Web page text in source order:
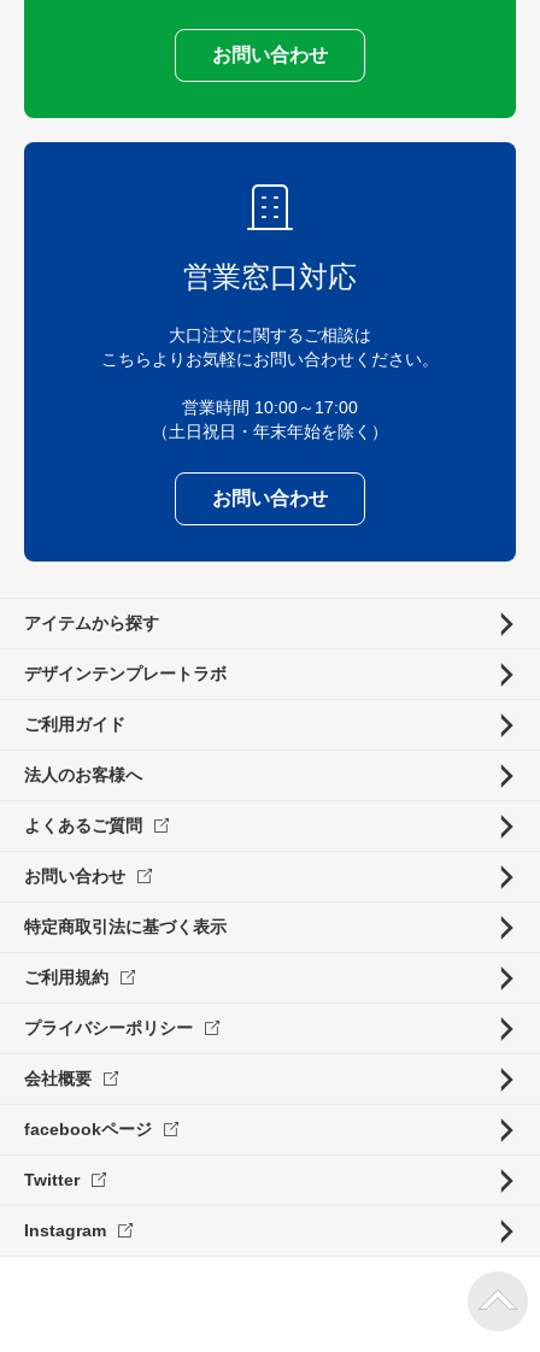
お問い合わせ
営業窓口対応
大口注文に関するご相談は
こちらよりお気軽にお問い合わせください。
営業時間 10:00～17:00
（土日祝日・年末年始を除く）
お問い合わせ
アイテムから探す
デザインテンプレートラボ
ご利用ガイド
法人のお客様へ
よくあるご質問
お問い合わせ
特定商取引法に基づく表示
ご利用規約
プライバシーポリシー
会社概要
facebookページ
Twitter
Instagram